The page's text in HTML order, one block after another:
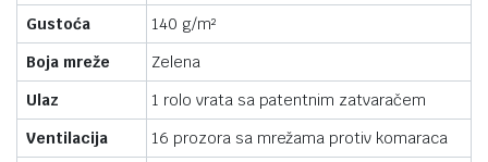
Gustoća
140 g/m²
Boja mreže
Zelena
Ulaz
1 rolo vrata sa patentnim zatvaračem
Ventilacija
16 prozora sa mrežama protiv komaraca